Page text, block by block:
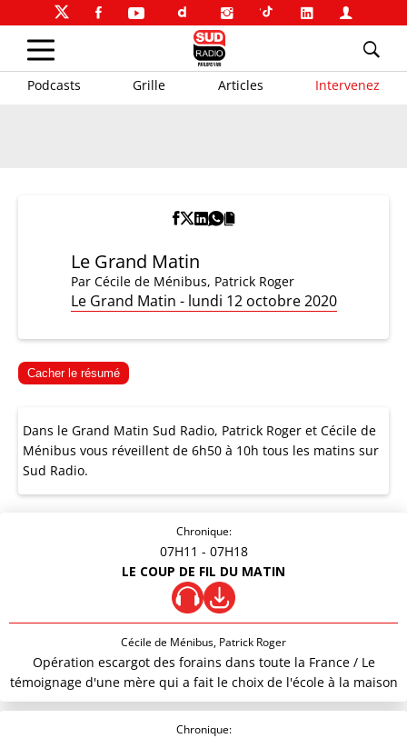
Podcasts Grille Articles Intervenez
Le Grand Matin
Par Cécile de Ménibus, Patrick Roger
Le Grand Matin - lundi 12 octobre 2020
Cacher le résumé
Dans le Grand Matin Sud Radio, Patrick Roger et Cécile de
Ménibus vous réveillent de 6h50 à 10h tous les matins sur
Sud Radio.
Chronique:
07H11 - 07H18
LE COUP DE FIL DU MATIN
Cécile de Ménibus, Patrick Roger
Opération escargot des forains dans toute la France / Le
témoignage d'une mère qui a fait le choix de l'école à la maison
Chronique: